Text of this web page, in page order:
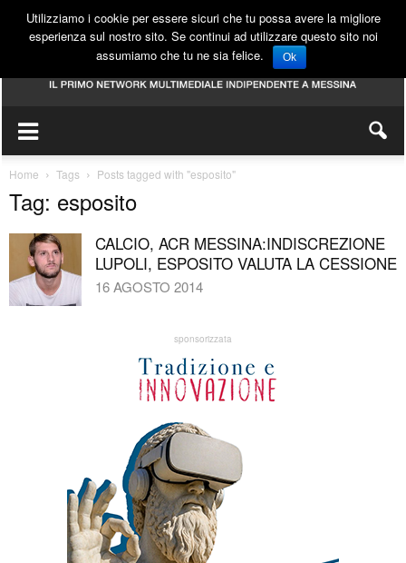
Home Tags Posts tagged with "esposito"
Tag: esposito
CALCIO, ACR MESSINA:INDISCREZIONE
LUPOLI, ESPOSITO VALUTA LA CESSIONE
16 AGOSTO 2014
sponsorizzata
Utilizziamo i cookie per essere sicuri che tu possa avere la migliore
esperienza sul nostro sito. Se continui ad utilizzare questo sito noi
assumiamo che tu ne sia felice.
Ok